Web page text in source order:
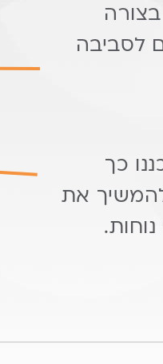
לסביבה
כך
את